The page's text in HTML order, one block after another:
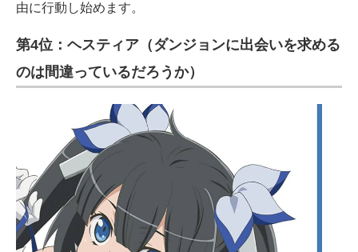
由に行動し始めます。
第4位：ヘスティア（ダンジョンに出会いを求める
のは間違っているだろうか）